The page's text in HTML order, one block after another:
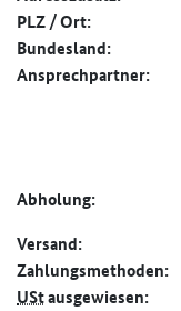
PLZ / Ort:
Bundesland:
Ansprechpartner:
Abholung:
Versand:
Zahlungs­methoden:
UStausgewiesen: